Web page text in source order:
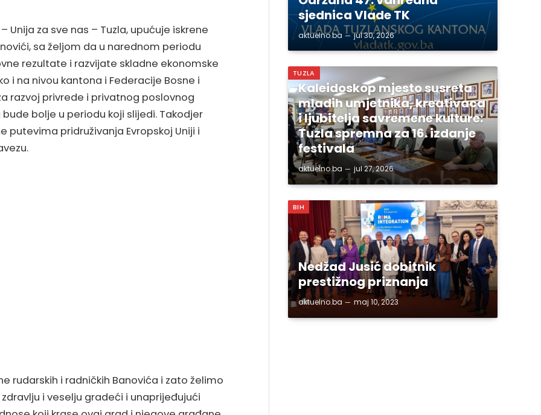
za sve nas – Tuzla, upućuje iskrene
sa željom da u narednom periodu
rezultate i razvijate skladne ekonomske
i na nivou kantona i Federacije Bosne i
razvoj privrede i privatnog poslovnog
bolje u periodu koji slijedi. Takodjer
putevima pridruživanja Evropskoj Uniji i
rudarskih i radničkih Banovića i zato želimo
i veselju gradeći i unaprijeđujući
sjednica Vlade TK
aktuelno.ba jul 30, 2026
TUZLA
Kaleidoskop mjesto susreta
mladih umjetnika, kreativaca
i ljubitelja savremene kulture:
Tuzla spremna za 16. izdanje
festivala
aktuelno.ba jul 27, 2026
BIH
Nedžad Jusić dobitnik
prestižnog priznanja
aktuelno.ba maj 10, 2023